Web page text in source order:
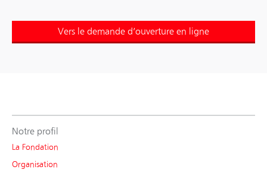
Vers le demande d’ouverture en ligne
Notre profil
La Fondation
Organisation